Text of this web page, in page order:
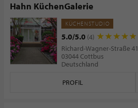
Hahn KüchenGalerie
KÜCHENSTUDIO
5.0/5.0 (4)
Richard-Wagner-Straße 41
03044 Cottbus
Deutschland
PROFIL